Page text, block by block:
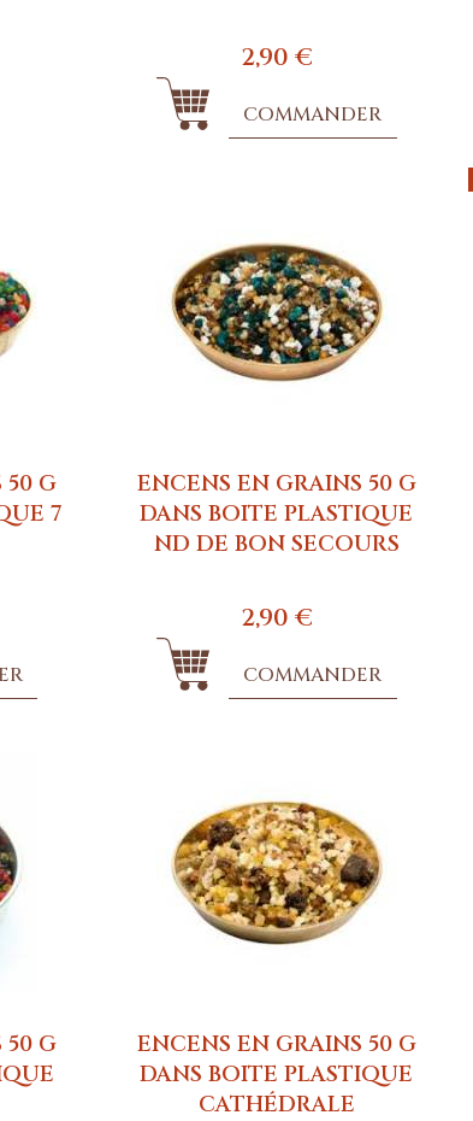
2,90 €
COMMANDER
50 G
7
ENCENS EN GRAINS 50 G
DANS BOITE PLASTIQUE
ND DE BON SECOURS
2,90 €
COMMANDER
50 G
ENCENS EN GRAINS 50 G
DANS BOITE PLASTIQUE
CATHÉDRALE